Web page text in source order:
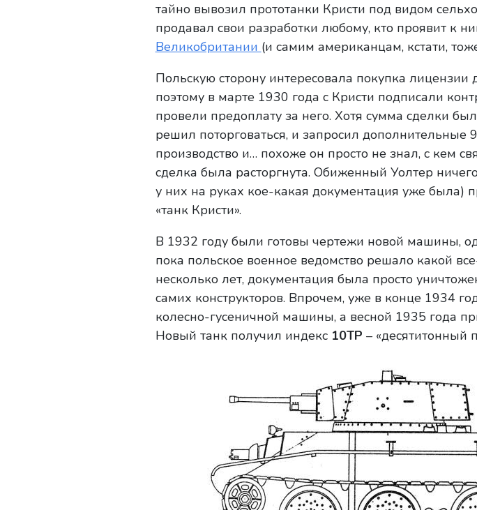
тайно вывозил прототанки Кристи под видом
продавал свои разработки любому, кто проявит к
Великобритании (и самим американцам, кстати,
Польскую сторону интересовала покупка
поэтому в марте 1930 года с Кристи подписали
провели предоплату за него. Хотя сумма сделки
решил поторговаться, и запросил
производство и… похоже он просто не знал, с кем
сделка была расторгнута. Обиженный Уолтер
у них на руках кое-какая документация уже была)
«танк Кристи».
В 1932 году были готовы чертежи новой машины,
пока польское военное ведомство решало какой
несколько лет, документация была просто
самих конструкторов. Впрочем, уже в конце 1934
колесно-гусеничной машины, а весной 1935 года
Новый танк получил индекс 10TP – «десятитонный